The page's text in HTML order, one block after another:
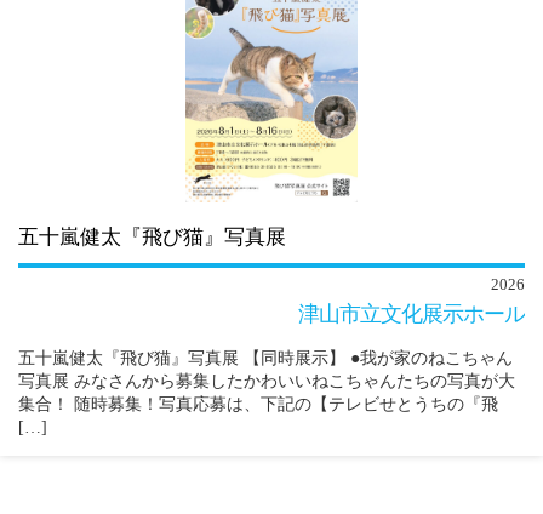
五十嵐健太『飛び猫』写真展
2026
津山市立文化展示ホール
五十嵐健太『飛び猫』写真展 【同時展示】 ●我が家のねこちゃん
写真展 みなさんから募集したかわいいねこちゃんたちの写真が大
集合！ 随時募集！写真応募は、下記の【テレビせとうちの『飛
[…]